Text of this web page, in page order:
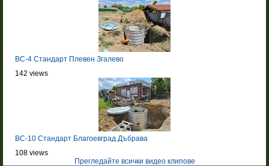
BC-4 Стандарт Плевен Згалево
142 views
BC-10 Стандарт Благоевград Дъбрава
108 views
Прегледайте всички видео клипове